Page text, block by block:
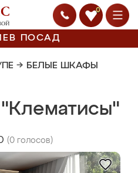
0
ПОСАД
→ БЕЛЫЕ ШКАФЫ
(0 голосов)